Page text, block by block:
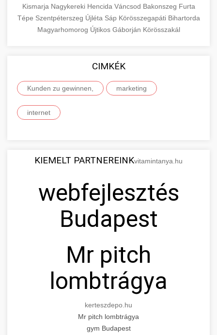
Kismarja Nagykereki Hencida Váncsod Bakonszeg Furta
Tépe Szentpéterszeg Újléta Sáp Körösszegapáti Bihartorda
Magyarhomorog Újtikos Gáborján Körösszakál
CIMKÉK
Kunden zu gewinnen, marketing
internet
KIEMELT PARTNEREINKvitamintanya.hu
webfejlesztés
Budapest
Mr pitch
lombtrágya
kerteszdepo.hu
Mr pitch lombtrágya
gym Budapest